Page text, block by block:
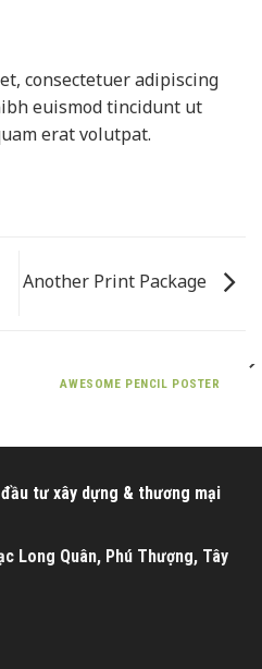
consectetuer adipiscing
euismod tincidunt ut
erat volutpat.
Another Print Package
AWESOME PENCIL POSTER
tư xây dựng & thương mại
Long Quân, Phú Thượng, Tây